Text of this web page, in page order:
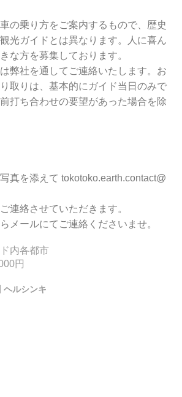
の乗り方をご案内するもので、歴史
光ガイドとは異なります。人に喜ん
な方を募集しております。
弊社を通してご連絡いたします。お
取りは、基本的にガイド当日のみで
打ち合わせの要望があった場合を除
真を添えて tokotoko.earth.contact@
連絡させていただきます。
メールにてご連絡くださいませ。
内各都市
円
ヘルシンキ